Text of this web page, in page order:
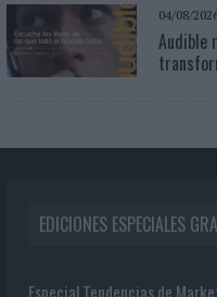
04/08/
Audible
EDICIONES ESPECIALES
Especial Tendencias de